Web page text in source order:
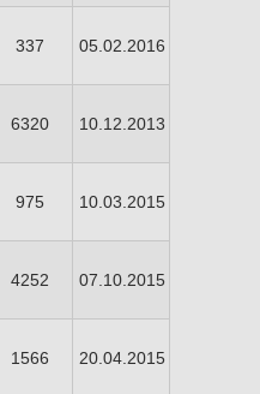
337 05.02.2016
6320 10.12.2013
975 10.03.2015
4252 07.10.2015
1566 20.04.2015